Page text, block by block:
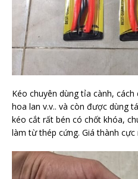
Kéo chuyên dùng tỉa cành,
hoa lan v.v.. và còn được dùng
kéo cắt rất bén có chốt khóa,
làm từ thép cứng. Giá thành cực